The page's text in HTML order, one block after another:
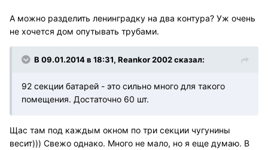
А можно разделить ленинградку на два контура? Уж очень
не хочется дом опутывать трубами.
В 09.01.2014 в 18:31, Reankor 2002 сказал:
92 секции батарей - это сильно много для такого
помещения. Достаточно 60 шт.
Щас там под каждым окном по три секции чугунины
весит))) Свежо однако. Много не мало, но я еще думаю. В